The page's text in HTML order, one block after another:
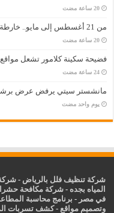
‏20 ساعة مضت
من 21 أغسطس إلى مايو.. خارطة طريق جديدة للدوري المصري
‏20 ساعة مضت
فضيحة سكينة كلامور تشعل مواقع
‏24 ساعة مضت
مانشستر سيتي يرفض عرض
‏يوم واحد مضت
شركة تنظيف فلل بالرياض -
المياه بجده -شركة مكافحة
في مصر - برنامج محاسبة
وتصميم مواقع -كشف تسربات